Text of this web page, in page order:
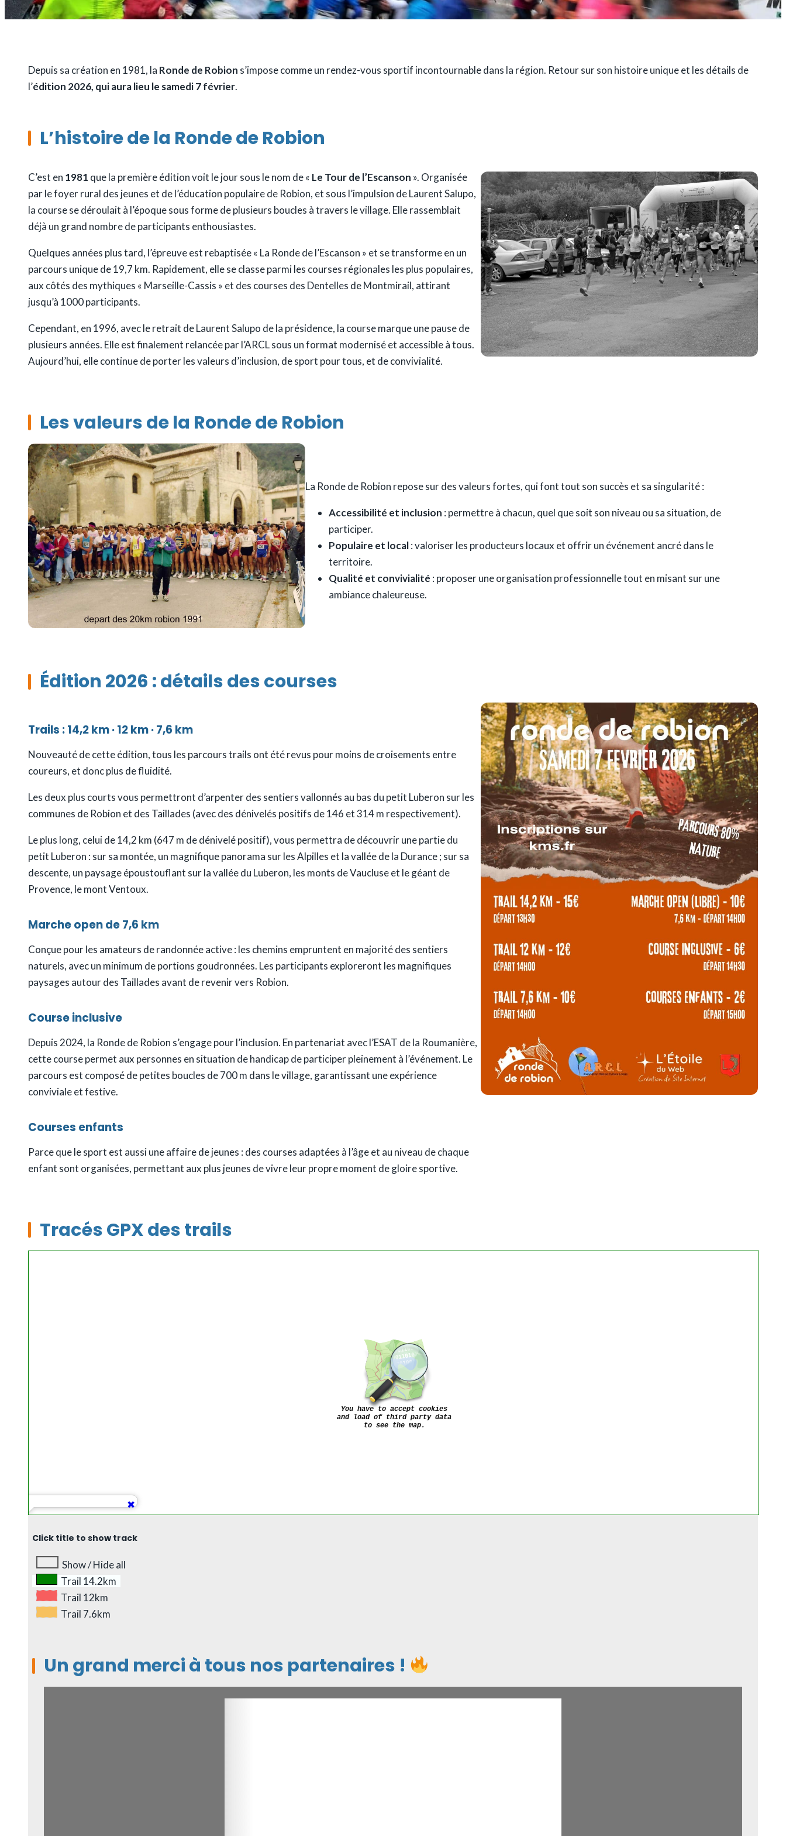
Depuis sa création en 1981, la Ronde de Robion s’impose comme un rendez-vous sportif incontournable dans la région. Retour sur son histoire unique et les détails de
l’édition 2026, qui aura lieu le samedi 7 février.
L’histoire de la Ronde de Robion
C’est en 1981 que la première édition voit le jour sous le nom de « Le Tour de l’Escanson ». Organisée
par le foyer rural des jeunes et de l’éducation populaire de Robion, et sous l’impulsion de Laurent Salupo,
la course se déroulait à l’époque sous forme de plusieurs boucles à travers le village. Elle rassemblait
déjà un grand nombre de participants enthousiastes.
Quelques années plus tard, l’épreuve est rebaptisée « La Ronde de l’Escanson » et se transforme en un
parcours unique de 19,7 km. Rapidement, elle se classe parmi les courses régionales les plus populaires,
aux côtés des mythiques « Marseille-Cassis » et des courses des Dentelles de Montmirail, attirant
jusqu’à 1000 participants.
Cependant, en 1996, avec le retrait de Laurent Salupo de la présidence, la course marque une pause de
plusieurs années. Elle est finalement relancée par l’ARCL sous un format modernisé et accessible à tous.
Aujourd’hui, elle continue de porter les valeurs d’inclusion, de sport pour tous, et de convivialité.
Les valeurs de la Ronde de Robion
La Ronde de Robion repose sur des valeurs fortes, qui font tout son succès et sa singularité :
Accessibilité et inclusion : permettre à chacun, quel que soit son niveau ou sa situation, de
participer.
Populaire et local: valoriser les producteurs locaux et offrir un événement ancré dans le
territoire.
Qualité et convivialité : proposer une organisation professionnelle tout en misant sur une
ambiance chaleureuse.
Édition 2026 : détails des courses
Trails : 14,2 km · 12 km · 7,6 km
Nouveauté de cette édition, tous les parcours trails ont été revus pour moins de croisements entre
coureurs, et donc plus de fluidité.
Les deux plus courts vous permettront d’arpenter des sentiers vallonnés au bas du petit Luberon sur les
communes de Robion et des Taillades (avec des dénivelés positifs de 146 et 314 m respectivement).
Le plus long, celui de 14,2 km (647 m de dénivelé positif), vous permettra de découvrir une partie du
petit Luberon : sur sa montée, un magnifique panorama sur les Alpilles et la vallée de la Durance ; sur sa
descente, un paysage époustouflant sur la vallée du Luberon, les monts de Vaucluse et le géant de
Provence, le mont Ventoux.
Marche open de 7,6 km
Conçue pour les amateurs de randonnée active : les chemins empruntent en majorité des sentiers
naturels, avec un minimum de portions goudronnées. Les participants exploreront les magnifiques
paysages autour des Taillades avant de revenir vers Robion.
Course inclusive
Depuis 2024, la Ronde de Robion s’engage pour l’inclusion. En partenariat avec l’ESAT de la Roumanière,
cette course permet aux personnes en situation de handicap de participer pleinement à l’événement. Le
parcours est composé de petites boucles de 700 m dans le village, garantissant une expérience
conviviale et festive.
Courses enfants
Parce que le sport est aussi une affaire de jeunes : des courses adaptées à l’âge et au niveau de chaque
enfant sont organisées, permettant aux plus jeunes de vivre leur propre moment de gloire sportive.
Tracés GPX des trails
Click title to show track
Show / Hide all
Trail 14.2km
Trail 12km
Trail 7.6km
Un grand merci à tous nos partenaires !